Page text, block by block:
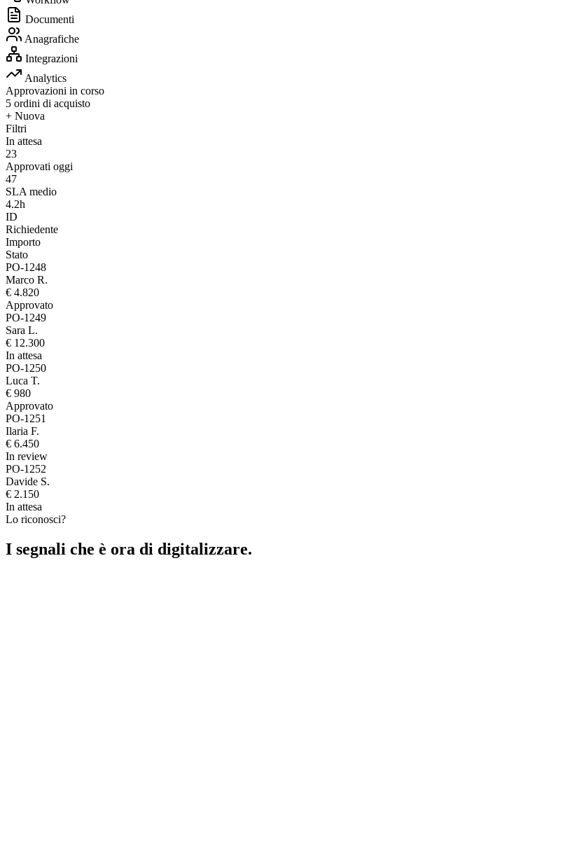
Documenti
Anagrafiche
Integrazioni
Analytics
Approvazioni in corso
5 ordini di acquisto
+ Nuova
Filtri
In attesa
23
Approvati oggi
47
SLA medio
4.2h
ID
Richiedente
Importo
Stato
PO-1248
Marco R.
€ 4.820
Approvato
PO-1249
Sara L.
€ 12.300
In attesa
PO-1250
Luca T.
€ 980
Approvato
PO-1251
Ilaria F.
€ 6.450
In review
PO-1252
Davide S.
€ 2.150
In attesa
Lo riconosci?
I segnali che è ora di digitalizzare.